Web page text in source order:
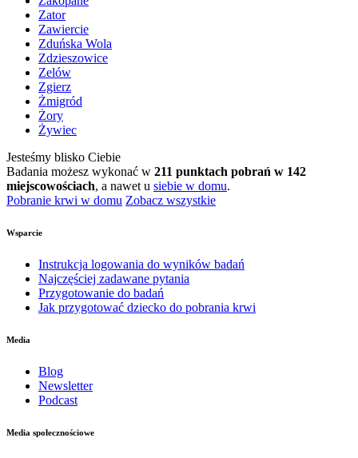
Zator
Zawiercie
Zduńska Wola
Zdzieszowice
Zelów
Zgierz
Żmigród
Żory
Żywiec
Jesteśmy blisko Ciebie
Badania możesz wykonać w 211 punktach pobrań w 142
miejscowościach, a nawet u siebie w domu.
Pobranie krwi w domu Zobacz wszystkie
Wsparcie
Instrukcja logowania do wyników badań
Najczęściej zadawane pytania
Przygotowanie do badań
Jak przygotować dziecko do pobrania krwi
Media
Blog
Newsletter
Podcast
Media społecznościowe